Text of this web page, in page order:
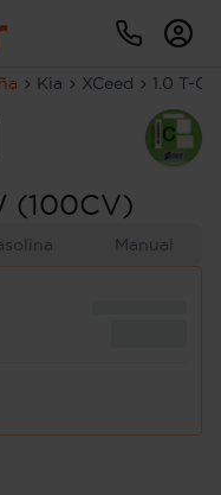
Kia XCeed 1.0 T-
(100CV)
Manual